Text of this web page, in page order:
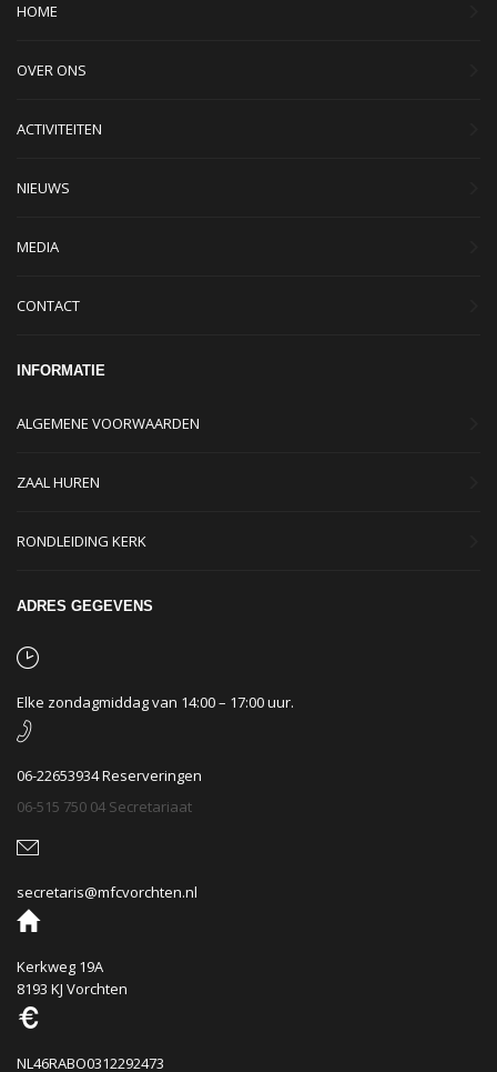
HOME
OVER ONS
ACTIVITEITEN
NIEUWS
MEDIA
CONTACT
INFORMATIE
ALGEMENE VOORWAARDEN
ZAAL HUREN
RONDLEIDING KERK
ADRES GEGEVENS
Elke zondagmiddag van 14:00 – 17:00 uur.
06-22653934 Reserveringen
06-515 750 04 Secretariaat
secretaris@mfcvorchten.nl
Kerkweg 19A
8193 KJ Vorchten
NL46RABO0312292473